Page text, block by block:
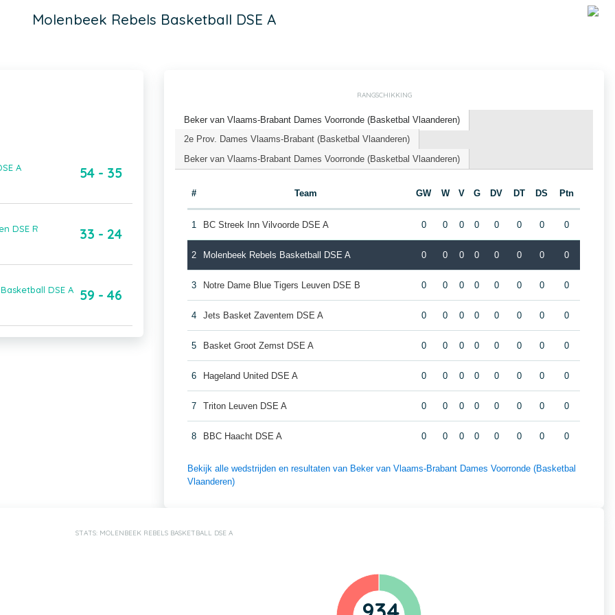
Molenbeek Rebels Basketball DSE A
A 54 - 35
DSE R 33 - 24
DSE A 59 - 46
RANGSCHIKKING
Beker van Vlaams-Brabant Dames Voorronde (Basketbal Vlaanderen)
2e Prov. Dames Vlaams-Brabant (Basketbal Vlaanderen)
Beker van Vlaams-Brabant Dames Voorronde (Basketbal Vlaanderen)
# Team GW W V G DV DT DS Ptn
1 BC Streek Inn Vilvoorde DSE A 0 0 0 0 0 0 0 0
2 Molenbeek Rebels Basketball DSE A 0 0 0 0 0 0 0 0
3 Notre Dame Blue Tigers Leuven DSE B 0 0 0 0 0 0 0 0
4 Jets Basket Zaventem DSE A 0 0 0 0 0 0 0 0
5 Basket Groot Zemst DSE A 0 0 0 0 0 0 0 0
6 Hageland United DSE A 0 0 0 0 0 0 0 0
7 Triton Leuven DSE A 0 0 0 0 0 0 0 0
8 BBC Haacht DSE A 0 0 0 0 0 0 0 0
Bekijk alle wedstrijden en resultaten van Beker van Vlaams-Brabant Dames Voorronde (Basketbal
Vlaanderen)
STATS: MOLENBEEK REBELS BASKETBALL DSE A